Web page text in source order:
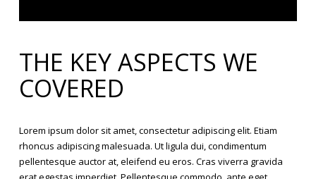
THE KEY ASPECTS WE
COVERED
Lorem ipsum dolor sit amet, consectetur adipiscing elit. Etiam
rhoncus adipiscing malesuada. Ut ligula dui, condimentum
pellentesque auctor at, eleifend eu eros. Cras viverra gravida